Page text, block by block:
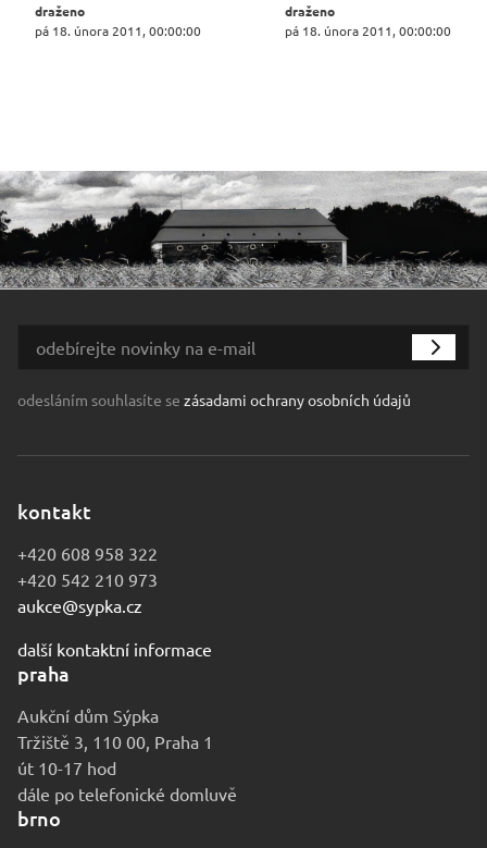
draženo
pá 18. února 2011, 00:00:00
draženo
pá 18. února 2011, 00:00:00
odesláním souhlasíte se zásadami ochrany osobních údajů
kontakt
+420 608 958 322
+420 542 210 973
aukce@sypka.cz
další kontaktní informace
praha
Aukční dům Sýpka
Tržiště 3, 110 00, Praha 1
út 10-17 hod
dále po telefonické domluvě
brno